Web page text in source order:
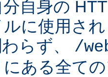
自身の
に使用さ
らず、 /
にある全て